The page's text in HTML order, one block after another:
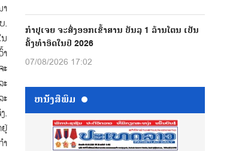
.
.
ກຳປູເຈຍ ຈະສົ່ງອອກເຂົ້າສານ ບັນລຸ 1 ລ້ານໂຕນ ເປັນ
ຄັ້ງທຳອິດໃນປີ 2026
07/08/2026 17:02
ຫນ້ັງສືພິມ